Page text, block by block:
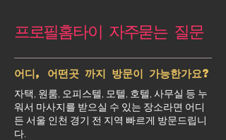
프로필홈타이 자주묻는 질문
어디, 어떤곳 까지 방문이 가능한가요?
자택, 원룸, 오피스텔, 모텔, 호텔, 사무실 등 누
워서 마사지를 받으실 수 있는 장소라면 어디
든 서울 인천 경기 전 지역 빠르게 방문드립니
다.